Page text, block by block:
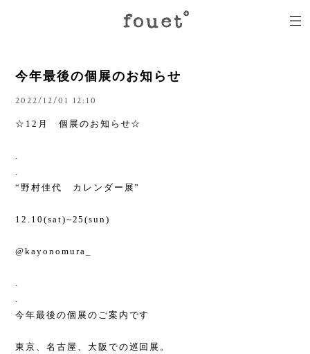
今年最後の個展のお知らせ
2022/12/01 12:10
☆12月 個展のお知らせ☆
.
.
“野村佳代 カレンダー展”
12.10(sat)~25(sun)
@kayonomura_
.
.
今年最後の個展のご案内です
東京、名古屋、大阪での巡回展。